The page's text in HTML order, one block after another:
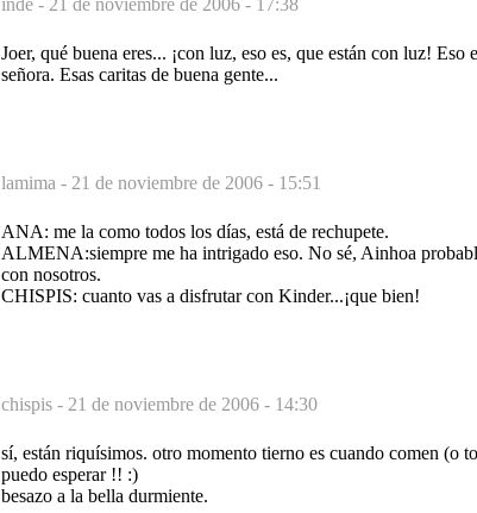
Joer, qué buena eres... ¡con luz, eso es, que están con luz!
señora. Esas caritas de buena gente...
lamima - 21 de noviembre de 2006 - 15:51
ANA: me la como todos los días, está de rechupete.
ALMENA:siempre me ha intrigado eso. No sé, Ainhoa
con nosotros.
CHISPIS: cuanto vas a disfrutar con Kinder...¡que bien!
chispis - 21 de noviembre de 2006 - 14:30
sí, están riquísimos. otro momento tierno es cuando comen (o
puedo esperar !! :)
besazo a la bella durmiente.